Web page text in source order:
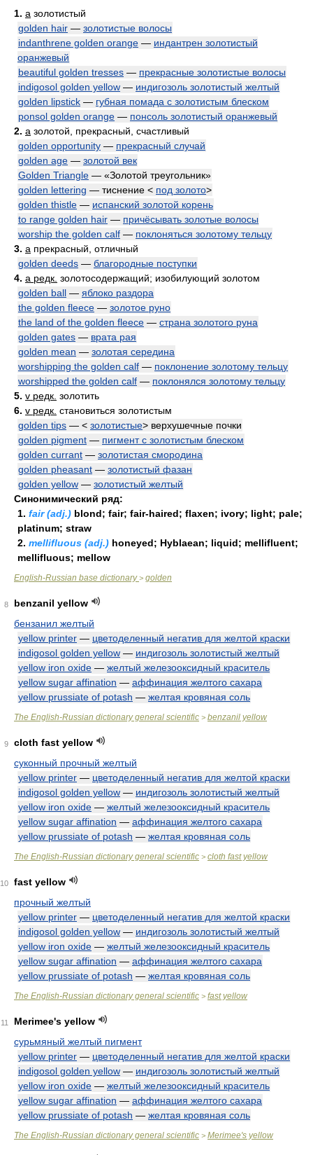
1. a золотистый
golden hair — золотистые волосы
indanthrene golden orange — индантрен золотистый
оранжевый
beautiful golden tresses — прекрасные золотистые волосы
indigosol golden yellow — индигозоль золотистый желтый
golden lipstick — губная помада с золотистым блеском
ponsol golden orange — понсоль золотистый оранжевый
2. a золотой, прекрасный, счастливый
golden opportunity — прекрасный случай
golden age — золотой век
Golden Triangle — «Золотой треугольник»
golden lettering — тиснение < под золото>
golden thistle — испанский золотой корень
to range golden hair — причёсывать золотые волосы
worship the golden calf — поклоняться золотому тельцу
3. a прекрасный, отличный
golden deeds — благородные поступки
4. a редк. золотосодержащий; изобилующий золотом
golden ball — яблоко раздора
the golden fleece — золотое руно
the land of the golden fleece — страна золотого руна
golden gates — врата рая
golden mean — золотая середина
worshipping the golden calf — поклонение золотому тельцу
worshipped the golden calf — поклонялся золотому тельцу
5. v редк. золотить
6. v редк. становиться золотистым
golden tips — < золотистые> верхушечные почки
golden pigment — пигмент с золотистым блеском
golden currant — золотистая смородина
golden pheasant — золотистый фазан
golden yellow — золотистый желтый
Синонимический ряд:
1. fair (adj.) blond; fair; fair-haired; flaxen; ivory; light; pale;
platinum; straw
2. mellifluous (adj.) honeyed; Hyblaean; liquid; mellifluent;
mellifluous; mellow
English-Russian base dictionary> golden
8
benzanil yellow
бензанил желтый
yellow printer — цветоделенный негатив для желтой краски
indigosol golden yellow — индигозоль золотистый желтый
yellow iron oxide — желтый железооксидный краситель
yellow sugar affination — аффинация желтого сахара
yellow prussiate of potash — желтая кровяная соль
The English-Russian dictionary general scientific > benzanil yellow
9
cloth fast yellow
суконный прочный желтый
yellow printer — цветоделенный негатив для желтой краски
indigosol golden yellow — индигозоль золотистый желтый
yellow iron oxide — желтый железооксидный краситель
yellow sugar affination — аффинация желтого сахара
yellow prussiate of potash — желтая кровяная соль
The English-Russian dictionary general scientific > cloth fast yellow
10
fast yellow
прочный желтый
yellow printer — цветоделенный негатив для желтой краски
indigosol golden yellow — индигозоль золотистый желтый
yellow iron oxide — желтый железооксидный краситель
yellow sugar affination — аффинация желтого сахара
yellow prussiate of potash — желтая кровяная соль
The English-Russian dictionary general scientific > fast yellow
11
Merimee's yellow
сурьмяный желтый пигмент
yellow printer — цветоделенный негатив для желтой краски
indigosol golden yellow — индигозоль золотистый желтый
yellow iron oxide — желтый железооксидный краситель
yellow sugar affination — аффинация желтого сахара
yellow prussiate of potash — желтая кровяная соль
The English-Russian dictionary general scientific > Merimee's yellow